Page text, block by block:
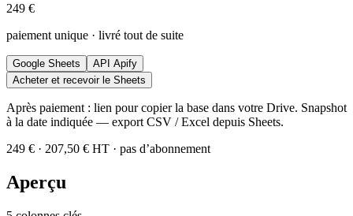
249 €
paiement unique · livré tout de suite
Google Sheets
API Apify
Acheter et recevoir le Sheets
Après paiement : lien pour copier la base dans votre Drive. Snapshot
à la date indiquée — export CSV / Excel depuis Sheets.
249 € · 207,50 € HT · pas d’abonnement
Aperçu